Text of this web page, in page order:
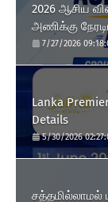
2026 ஆசிய
அணிக்கு
7/27/2026
Lanka
Details
5/30/2026
சத்தமில்லாமல்